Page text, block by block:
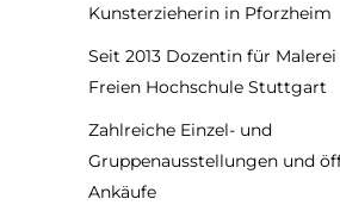
Kunsterzieherin in Pforzheim
Seit 2013 Dozentin für Malerei
Freien Hochschule Stuttgart
Zahlreiche Einzel- und
Gruppenausstellungen und
Ankäufe